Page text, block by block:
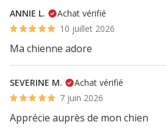
ANNIE L.
Achat vérifié
10 juillet 2026
Ma chienne adore
SEVERINE M.
Achat vérifié
7 juin 2026
Apprécie auprès de mon chien